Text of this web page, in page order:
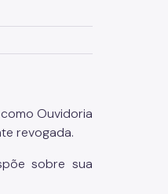
Ouvidoria
revogada.
sobre sua